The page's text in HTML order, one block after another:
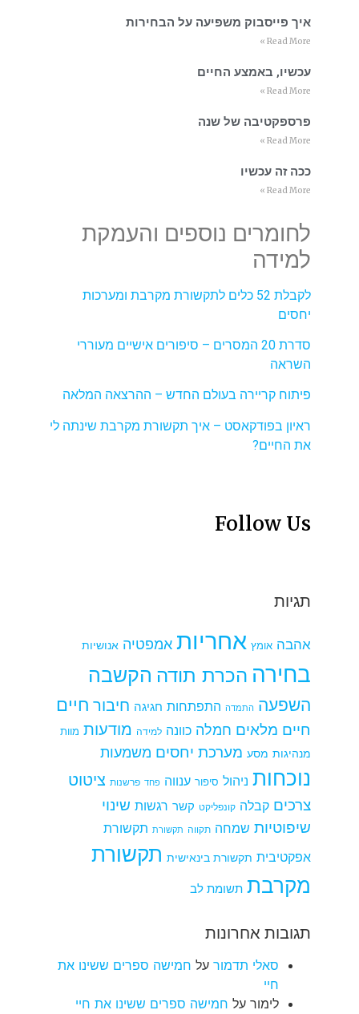
איך פייסבוק משפיעה על הבחירות
Read More »
עכשיו, באמצע החיים
Read More »
פרספקטיבה של שנה
Read More »
ככה זה עכשיו
Read More »
לחומרים נוספים והעמקת
למידה
לקבלת 52 כלים לתקשורת מקרבת ומערכות
יחסים
סדרת 20 המסרים – סיפורים אישיים מעוררי
השראה
פיתוח קריירה בעולם החדש – ההרצאה המלאה
ראיון בפודקאסט – איך תקשורת מקרבת שינתה לי
את החיים?
Follow Us
תגיות
אהבה אומץ אחריות אמפטיה אנושיות
בחירה הכרת תודה הקשבה
השפעה התמדה התפתחות חגיגה חיבור חיים
חיים מלאים חמלה כוונה למידה מודעות מוות
מנהיגות מסע מערכת יחסים משמעות
נוכחות ניהול סיפור ענווה פחד פרשנות ציטוט
צרכים קבלה קונפליקט קשר רגשות שינוי
שיפוטיות שמחה תקווה תקשורת תקשורת
אפקטיבית תקשורת בינאישית תקשורת
מקרבת תשומת לב
תגובות אחרונות
סאלי תדמור על חמישה ספרים ששינו את
חיי
לימור על חמישה ספרים ששינו את חיי